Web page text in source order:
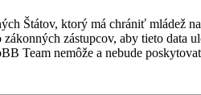
Štátov, ktorý má chrániť mládež
zástupcov, aby tieto
Team nemôže a nebude